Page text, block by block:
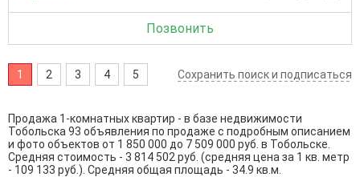
Позвонить
1 2 3 4 5 Сохранить поиск и подписаться
Продажа 1-комнатных квартир - в базе недвижимости
Тобольска 93 объявления по продаже с подробным описанием
и фото объектов от 1 850 000 до 7 509 000 руб. в Тобольске.
Средняя стоимость - 3 814 502 руб. (средняя цена за 1 кв. метр
- 109 133 руб.). Средняя общая площадь - 34.9 кв.м.